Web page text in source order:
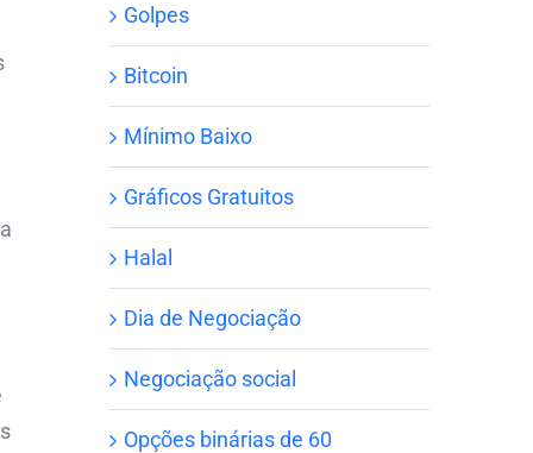
Golpes
Bitcoin
Mínimo Baixo
Gráficos Gratuitos
Halal
Dia de Negociação
Negociação social
Opções binárias de 60